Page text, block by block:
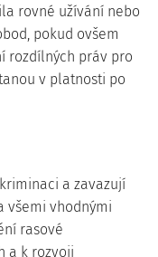
rovné užívání nebo
pokud ovšem
rozdílných práv pro
v platnosti po
a zavazují
všemi vhodnými
rasové
a k rozvoji